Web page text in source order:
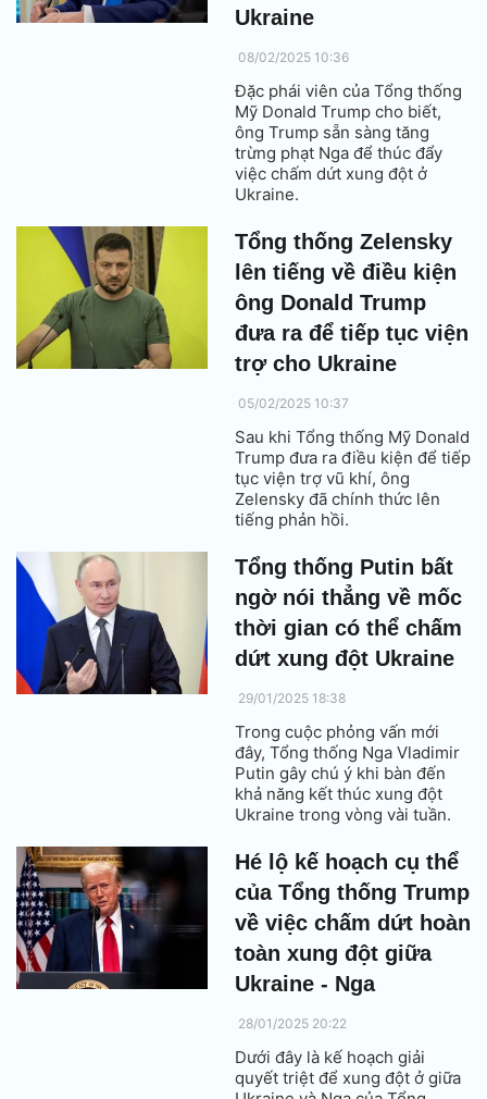
Ukraine
08/02/2025 10:36
Đặc phái viên của Tổng thống
Mỹ Donald Trump cho biết,
ông Trump sẵn sàng tăng
trừng phạt Nga để thúc đẩy
việc chấm dứt xung đột ở
Ukraine.
Tổng thống Zelensky
lên tiếng về điều kiện
ông Donald Trump
đưa ra để tiếp tục viện
trợ cho Ukraine
05/02/2025 10:37
Sau khi Tổng thống Mỹ Donald
Trump đưa ra điều kiện để tiếp
tục viện trợ vũ khí, ông
Zelensky đã chính thức lên
tiếng phản hồi.
Tổng thống Putin bất
ngờ nói thẳng về mốc
thời gian có thể chấm
dứt xung đột Ukraine
29/01/2025 18:38
Trong cuộc phỏng vấn mới
đây, Tổng thống Nga Vladimir
Putin gây chú ý khi bàn đến
khả năng kết thúc xung đột
Ukraine trong vòng vài tuần.
Hé lộ kế hoạch cụ thể
của Tổng thống Trump
về việc chấm dứt hoàn
toàn xung đột giữa
Ukraine - Nga
28/01/2025 20:22
Dưới đây là kế hoạch giải
quyết triệt để xung đột ở giữa